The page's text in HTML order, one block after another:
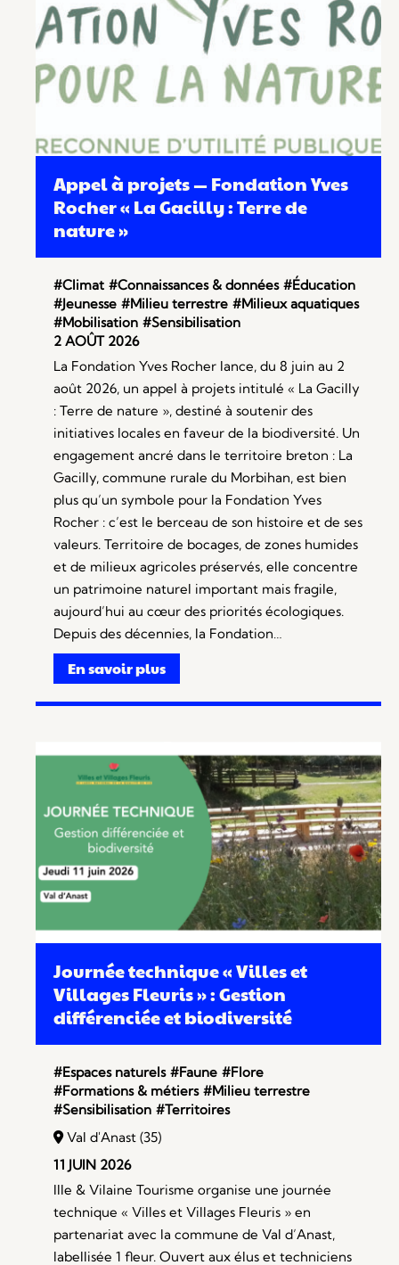
Appel à projets — Fondation Yves
Rocher « La Gacilly : Terre de
nature »
#Climat #Connaissances & données #Éducation
#Jeunesse #Milieu terrestre #Milieux aquatiques
#Mobilisation #Sensibilisation
2 AOÛT 2026
La Fondation Yves Rocher lance, du 8 juin au 2
août 2026, un appel à projets intitulé « La Gacilly
: Terre de nature », destiné à soutenir des
initiatives locales en faveur de la biodiversité. Un
engagement ancré dans le territoire breton : La
Gacilly, commune rurale du Morbihan, est bien
plus qu’un symbole pour la Fondation Yves
Rocher : c’est le berceau de son histoire et de ses
valeurs. Territoire de bocages, de zones humides
et de milieux agricoles préservés, elle concentre
un patrimoine naturel important mais fragile,
aujourd’hui au cœur des priorités écologiques.
Depuis des décennies, la Fondation…
En savoir plus
Journée technique « Villes et
Villages Fleuris » : Gestion
différenciée et biodiversité
#Espaces naturels #Faune #Flore
#Formations & métiers #Milieu terrestre
#Sensibilisation #Territoires
Val d'Anast (35)
11 JUIN 2026
Ille & Vilaine Tourisme organise une journée
technique « Villes et Villages Fleuris » en
partenariat avec la commune de Val d’Anast,
labellisée 1 fleur. Ouvert aux élus et techniciens